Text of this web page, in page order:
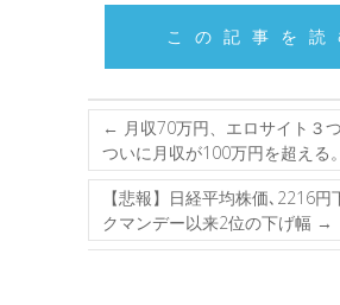
この記事を読
← 月収70万円、エロサイト３
ついに月収が100万円を超える
【悲報】日経平均株価､2216円
クマンデー以来2位の下げ幅 →